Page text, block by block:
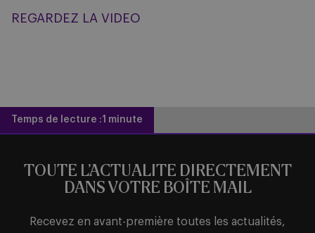
REGARDEZ LA VIDEO
Temps de lecture :1 minute
TOUTE L’ACTUALITE DIRECTEMENT
DANS VOTRE BOÎTE MAIL
Recevez en avant-première toutes les actualités,